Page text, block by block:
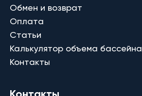
Обмен и возврат
Оплата
Статьи
Калькулятор объема бассейна
Контакты